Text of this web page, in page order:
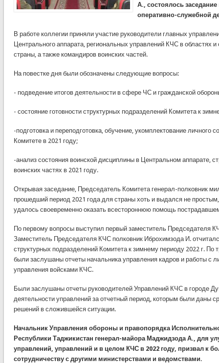
А., состоялось
оперативно-служебной
В работе коллегии приняли участие руководители главных
Центрального аппарата, региональных управлений КЧС в областях и
страны, а также командиров воинских частей.
На повестке дня были обозначены следующие вопросы:
- подведение итогов деятельности в сфере ЧС и гражданской
- состояние готовности структурных подразделений Комитета к
-подготовка и переподготовка, обучение, укомплектование личного
Комитете в 2021 году;
-анализ состояния воинской дисциплины в Центральном аппарате,
воинских частях в 2021 году.
Открывая заседание, Председатель Комитета генерал-полковник
прошедший период 2021 года для страны хоть и выдался не
удалось своевременно оказать всестороннюю помощь
По первому вопросы выступил первый заместитель Председателя
Заместитель Председателя КЧС полковник Иброхимзода И.
структурных подразделений Комитета к зимнему периоду 2022 г. По
были заслушаны отчеты начальника управления кадров и работы с
управления войсками КЧС.
Были заслушаны отчеты руководителей Управлений КЧС в городе
деятельности управлений за отчетный период, которым были даны
решений в сложившейся ситуации.
Начальник Управления обороны и правопорядка
Республики Таджикистан генерал-майора Маджидзода А., для
управлений, управлений и в целом КЧС в 2022 году, призвал к
сотрудничеству с другими министерствами и ведомствами.